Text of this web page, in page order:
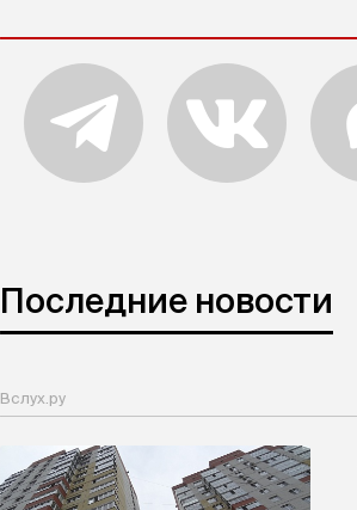
Последние новости
Вслух.ру